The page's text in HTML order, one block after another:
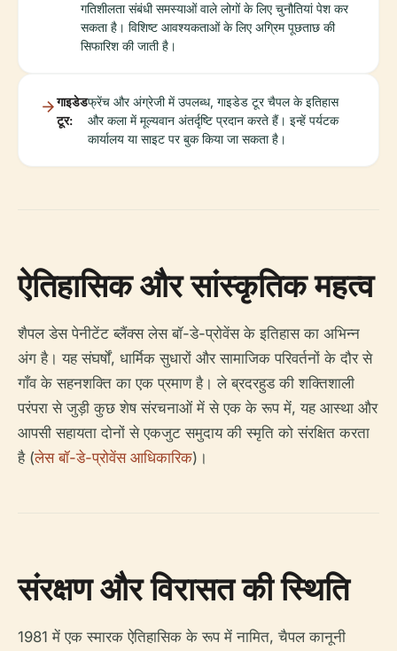
गतिशीलता संबंधी समस्याओं वाले लोगों के लिए चुनौतियां पेश कर
सकता है। विशिष्ट आवश्यकताओं के लिए अग्रिम पूछताछ की
सिफारिश की जाती है।
गाइडेड
टूर:
फ्रेंच और अंग्रेजी में उपलब्ध, गाइडेड टूर चैपल के इतिहास
और कला में मूल्यवान अंतर्दृष्टि प्रदान करते हैं। इन्हें पर्यटक
कार्यालय या साइट पर बुक किया जा सकता है।
ऐतिहासिक और सांस्कृतिक महत्व
शैपल डेस पेनीटेंट ब्लैंक्स लेस बॉ-डे-प्रोवेंस के इतिहास का अभिन्न
अंग है। यह संघर्षों, धार्मिक सुधारों और सामाजिक परिवर्तनों के दौर से
गाँव के सहनशक्ति का एक प्रमाण है। ले ब्रदरहुड की शक्तिशाली
परंपरा से जुड़ी कुछ शेष संरचनाओं में से एक के रूप में, यह आस्था और
आपसी सहायता दोनों से एकजुट समुदाय की स्मृति को संरक्षित करता
है (लेस बॉ-डे-प्रोवेंस आधिकारिक)।
संरक्षण और विरासत की स्थिति
1981 में एक स्मारक ऐतिहासिक के रूप में नामित, चैपल कानूनी